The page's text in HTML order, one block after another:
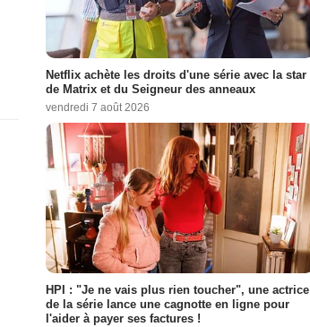
Netflix achète les droits d'une série avec la star
de Matrix et du Seigneur des anneaux
vendredi 7 août 2026
HPI : "Je ne vais plus rien toucher", une actrice
de la série lance une cagnotte en ligne pour
l'aider à payer ses factures !